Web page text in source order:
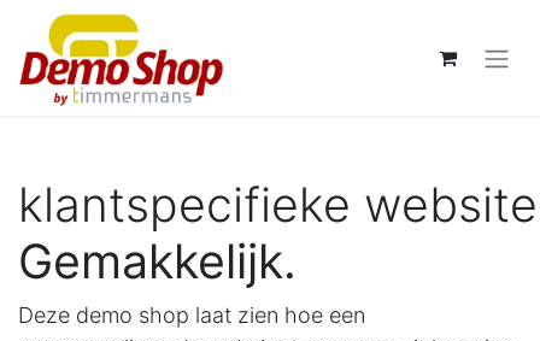
klantspecifieke
Gemakkelijk.
Deze demo shop laat zien hoe een